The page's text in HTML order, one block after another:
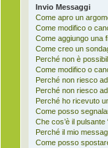
Invio Messaggi
Come apro un
Come modifico o
Come aggiungo una
Come creo un
Perché non è
Come modifico o
Perché non riesco
Perché non riesco
Perché ho ricevuto
Come posso
Che cos’è il
Perché il mio
Come posso